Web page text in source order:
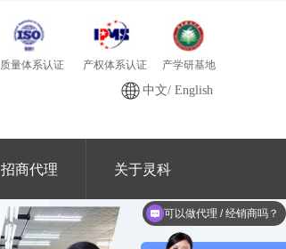
质量体系认证 产权体系认证 产学研基地
中文/English
招商代理 关于灵科
可以做代理 / 经销商吗？